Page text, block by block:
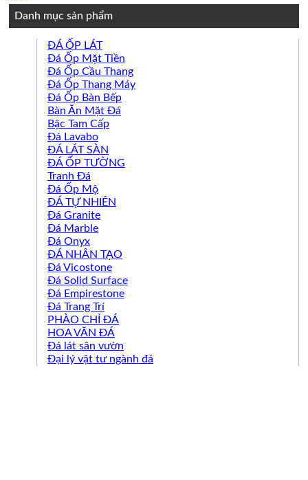
Danh mục sản phẩm
ĐÁ ỐP LÁT
Đá Ốp Mặt Tiền
Đá Ốp Cầu Thang
Đá Ốp Thang Máy
Đá Ốp Bàn Bếp
Bàn Ăn Mặt Đá
Bậc Tam Cấp
Đá Lavabo
ĐÁ LÁT SÀN
ĐÁ ỐP TƯỜNG
Tranh Đá
Đá Ốp Mộ
ĐÁ TỰ NHIÊN
Đá Granite
Đá Marble
Đá Onyx
ĐÁ NHÂN TẠO
Đá Vicostone
Đá Solid Surface
Đá Empirestone
Đá Trang Trí
PHÀO CHỈ ĐÁ
HOA VĂN ĐÁ
Đá lát sân vườn
Đại lý vật tư ngành đá